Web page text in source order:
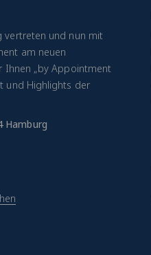
vertreten und nun mit
am neuen
Ihnen „by Appointment
und Highlights der
Hamburg